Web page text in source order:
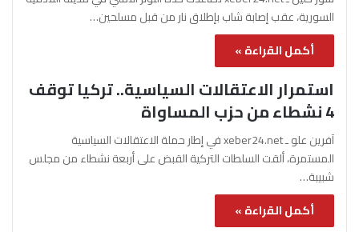
السورية، عقب إصابة شاب بإطلاق نار من قبل مسلحين…
أكمل القراءة »
استمرار الاعتقالات السياسية.. تركيا توقف
4 نشطاء من حزب المساواة
آفرين علو ـ xeber24.net في إطار حملة الاعتقالات السياسية
المستمرة، ألقت السلطات التركية القبض على أربعة نشطاء من مجلس
شبيبة…
أكمل القراءة »